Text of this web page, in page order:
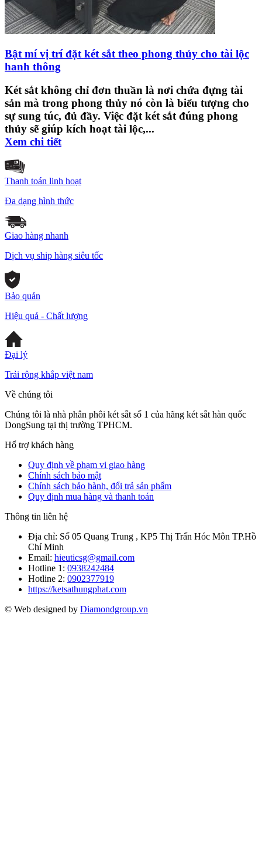
Bật mí vị trí đặt két sắt theo phong thủy cho tài lộc
hanh thông
Két sắt không chỉ đơn thuần là nơi chứa đựng tài
sản mà trong phong thủy nó còn là biểu tượng cho
sự sung túc, đủ đầy. Việc đặt két sắt đúng phong
thủy sẽ giúp kích hoạt tài lộc,...
Xem chi tiết
Thanh toán linh hoạt
Đa dạng hình thức
Giao hàng nhanh
Dịch vụ ship hàng siêu tốc
Bảo quản
Hiệu quả - Chất lượng
Đại lý
Trải rộng khắp việt nam
Về chúng tôi
Chúng tôi là nhà phân phôi két sắt số 1 của hãng két sắt hàn quốc
DongSung tại thị trường TPHCM.
Hổ trợ khách hàng
Quy định về phạm vi giao hàng
Chính sách bảo mật
Chính sách bảo hành, đổi trả sản phẩm
Quy định mua hàng và thanh toán
Thông tin liên hệ
Địa chỉ: Số 05 Quang Trung , KP5 Thị Trấn Hóc Môn TP.Hồ
Chí Minh
Email: hieuticsg@gmail.com
Hotline 1: 0938242484
Hotline 2: 0902377919
https://ketsathungphat.com
© Web designed by Diamondgroup.vn